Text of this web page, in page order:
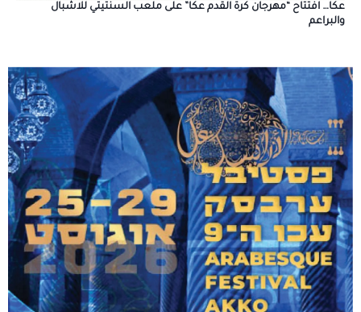
عكا… افتتاح “مهرجان كرة القدم عكا” على ملعب السنتيتي للاشبال
والبراعم